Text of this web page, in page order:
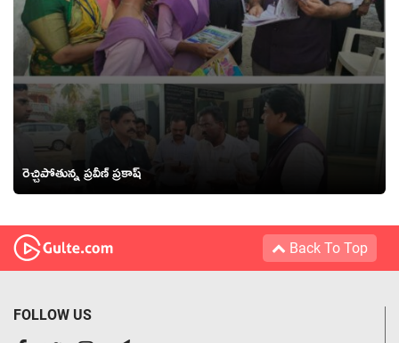
రెచ్చిపోతున్న ప్రవీణ్ ప్రకాష్
Back To Top
FOLLOW US